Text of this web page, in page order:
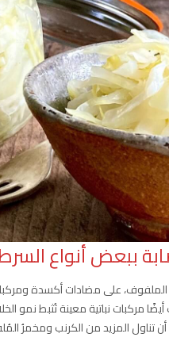
على مضادات أكسدة
مركبات نباتية معينة تُثبط نمو
أن تناول المزيد من الكرنب